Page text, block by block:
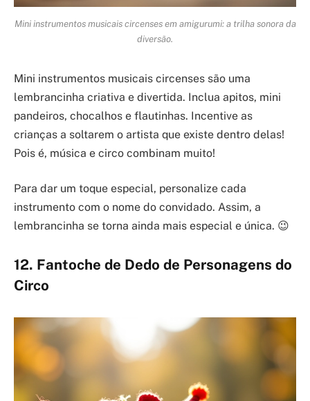
Mini instrumentos musicais circenses em amigurumi: a trilha sonora da
diversão.
Mini instrumentos musicais circenses são uma
lembrancinha criativa e divertida. Inclua apitos, mini
pandeiros, chocalhos e flautinhas. Incentive as
crianças a soltarem o artista que existe dentro delas!
Pois é, música e circo combinam muito!
Para dar um toque especial, personalize cada
instrumento com o nome do convidado. Assim, a
lembrancinha se torna ainda mais especial e única. 😉
12. Fantoche de Dedo de Personagens do
Circo